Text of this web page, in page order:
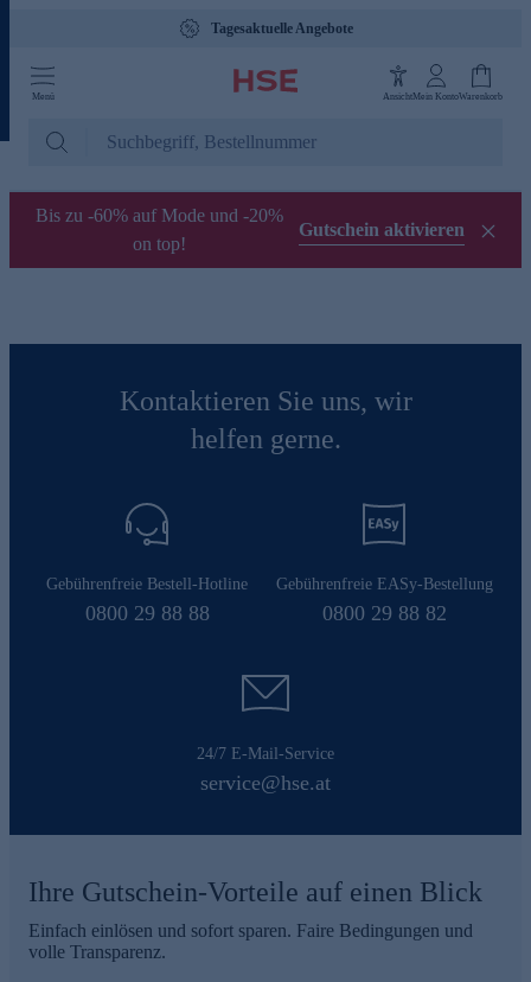
Tagesaktuelle Angebote
Menü AnsichtMein KontoWarenkorb
Bis zu -60% auf Mode und -20%
on top!
Gutschein aktivieren
Kontaktieren Sie uns, wir
helfen gerne.
Gebührenfreie Bestell-Hotline
0800 29 88 88
Gebührenfreie EASy-Bestellung
0800 29 88 82
24/7 E-Mail-Service
service@hse.at
Ihre Gutschein-Vorteile auf einen Blick
Einfach einlösen und sofort sparen. Faire Bedingungen und
volle Transparenz.